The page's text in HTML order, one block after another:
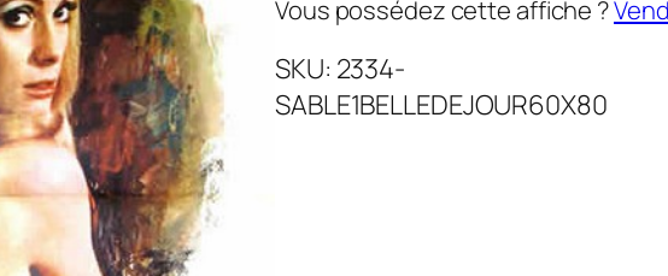
Vous possédez cette affiche ?
SKU: 2334-
SABLE1BELLEDEJOUR60X80